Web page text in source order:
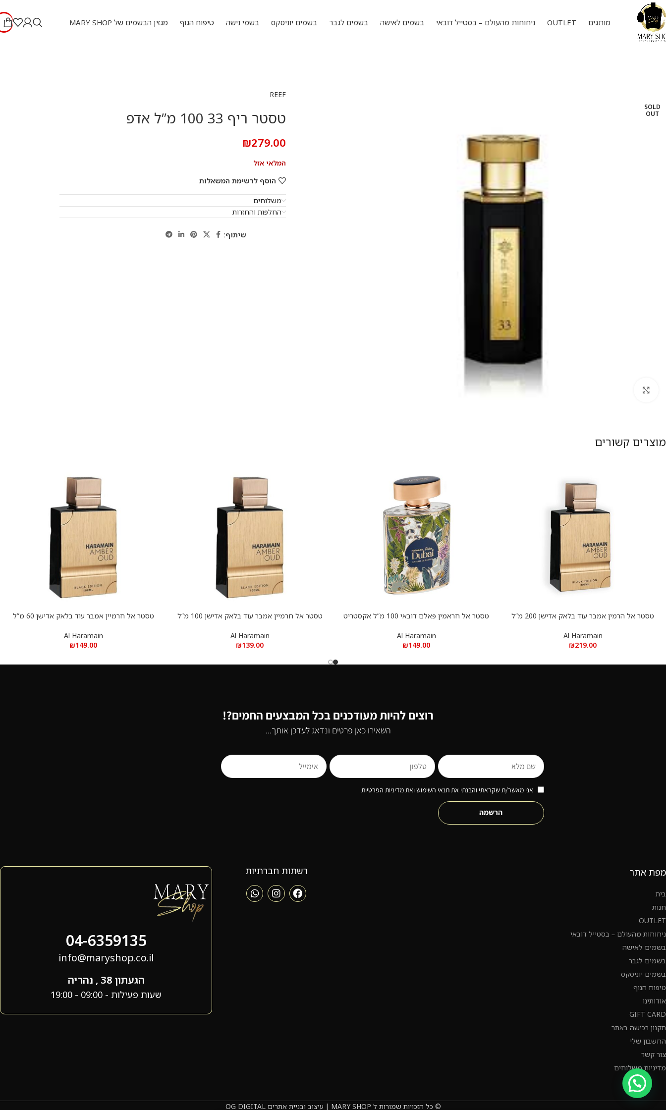
מותגים OUTLET ניחוחות מהעולם – בסטייל דובאי בשמים לאישה בשמים לגבר בשמים יוניסקס בשמי נישה טיפוח הגוף מגזין הבשמים של MARY SHOP
SOLD
OUT
REEF
טסטר ריף 33 100 מ”ל אדפ
₪279.00
המלאי אזל
הוסף לרשימת המשאלות
משלוחים
החלפות והחזרות
שיתוף:
מוצרים קשורים
הוספה לסל
טסטר אל הרמין אמבר עוד בלאק אדישן 200 מ”ל
Al Haramain
₪219.00
הוספה לסל
טסטר אל חראמין פאלם דובאי 100 מ”ל אקסטריט
Al Haramain
₪149.00
הוספה לסל
טסטר אל חרמיין אמבר עוד בלאק אדישן 100 מ”ל
Al Haramain
₪139.00
הוספה לסל
טסטר אל חרמיין אמבר עוד בלאק אדישן 60 מ”ל
Al Haramain
₪149.00
רוצים להיות מעודכנים בכל המבצעים החמים?!
השאירו כאן פרטים ונדאג לעדכן אותך...
אני מאשר/ת שקראתי והבנתי את תנאי השימוש ואת מדיניות הפרטיות
הרשמה
מפת אתר
בית
חנות
OUTLET
ניחוחות מהעולם – בסטייל דובאי
בשמים לאישה
בשמים לגבר
בשמים יוניסקס
טיפוח הגוף
אודותינו
GIFT CARD
תקנון רכישה באתר
החשבון שלי
צור קשר
מדיניות משלוחים
רשתות חברתיות
04-6359135
info@maryshop.co.il
הגעתון 38 , נהריה
שעות פעילות - 09:00 - 19:00
© כל הזכויות שמורות ל MARY SHOP | עיצוב ובניית אתרים OG DIGITAL